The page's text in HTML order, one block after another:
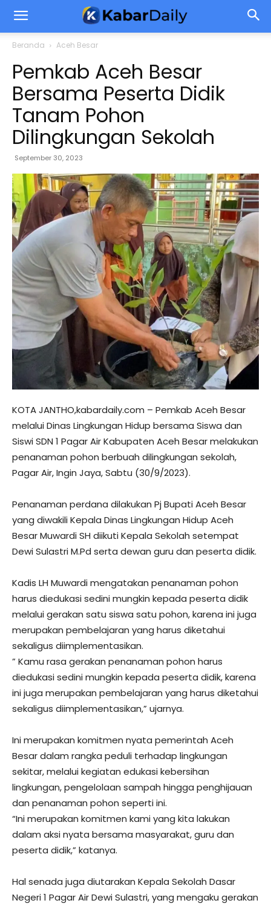
Beranda Aceh Besar
Pemkab Aceh Besar
Bersama Peserta Didik
Tanam Pohon
Dilingkungan Sekolah
September 30, 2023
KOTA JANTHO,kabardaily.com – Pemkab Aceh Besar
melalui Dinas Lingkungan Hidup bersama Siswa dan
Siswi SDN 1 Pagar Air Kabupaten Aceh Besar melakukan
penanaman pohon berbuah dilingkungan sekolah,
Pagar Air, Ingin Jaya, Sabtu (30/9/2023).
Penanaman perdana dilakukan Pj Bupati Aceh Besar
yang diwakili Kepala Dinas Lingkungan Hidup Aceh
Besar Muwardi SH diikuti Kepala Sekolah setempat
Dewi Sulastri M.Pd serta dewan guru dan peserta didik.
Kadis LH Muwardi mengatakan penanaman pohon
harus diedukasi sedini mungkin kepada peserta didik
melalui gerakan satu siswa satu pohon, karena ini juga
merupakan pembelajaran yang harus diketahui
sekaligus diimplementasikan.
” Kamu rasa gerakan penanaman pohon harus
diedukasi sedini mungkin kepada peserta didik, karena
ini juga merupakan pembelajaran yang harus diketahui
sekaligus diimplementasikan,” ujarnya.
Ini merupakan komitmen nyata pemerintah Aceh
Besar dalam rangka peduli terhadap lingkungan
sekitar, melalui kegiatan edukasi kebersihan
lingkungan, pengelolaan sampah hingga penghijauan
dan penanaman pohon seperti ini.
“Ini merupakan komitmen kami yang kita lakukan
dalam aksi nyata bersama masyarakat, guru dan
peserta didik,” katanya.
Hal senada juga diutarakan Kepala Sekolah Dasar
Negeri 1 Pagar Air Dewi Sulastri, yang mengaku gerakan